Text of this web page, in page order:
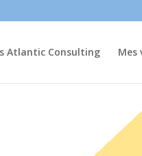
Atlantic Consulting Mes